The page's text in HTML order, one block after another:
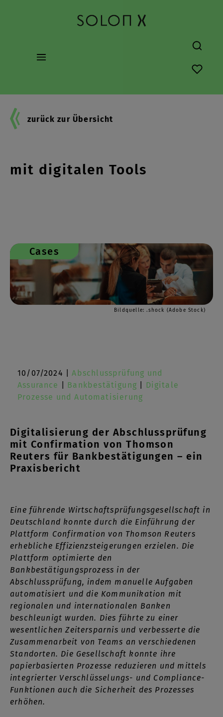
Du hast
zurück zur Übersicht
mit digitalen Tools
Cases
Bildquelle: .shock (Adobe Stock)
10/07/2024 |Abschlussprüfung und
Assurance
Bankbestätigung
Digitale
Prozesse und Automatisierung
Digitalisierung der Abschlussprüfung
mit Confirmation von Thomson
Reuters für Bankbestätigungen – ein
Praxisbericht
Eine führende Wirtschaftsprüfungsgesellschaft in
Deutschland konnte durch die Einführung der
Plattform Confirmation von Thomson Reuters
erhebliche Effizienzsteigerungen erzielen. Die
Plattform optimierte den
Bankbestätigungsprozess in der
Abschlussprüfung, indem manuelle Aufgaben
automatisiert und die Kommunikation mit
regionalen und internationalen Banken
beschleunigt wurden. Dies führte zu einer
wesentlichen Zeitersparnis und verbesserte die
Zusammenarbeit von Teams an verschiedenen
Standorten. Die Gesellschaft konnte ihre
papierbasierten Prozesse reduzieren und mittels
integrierter Verschlüsselungs- und Compliance-
Funktionen auch die Sicherheit des Prozesses
erhöhen.